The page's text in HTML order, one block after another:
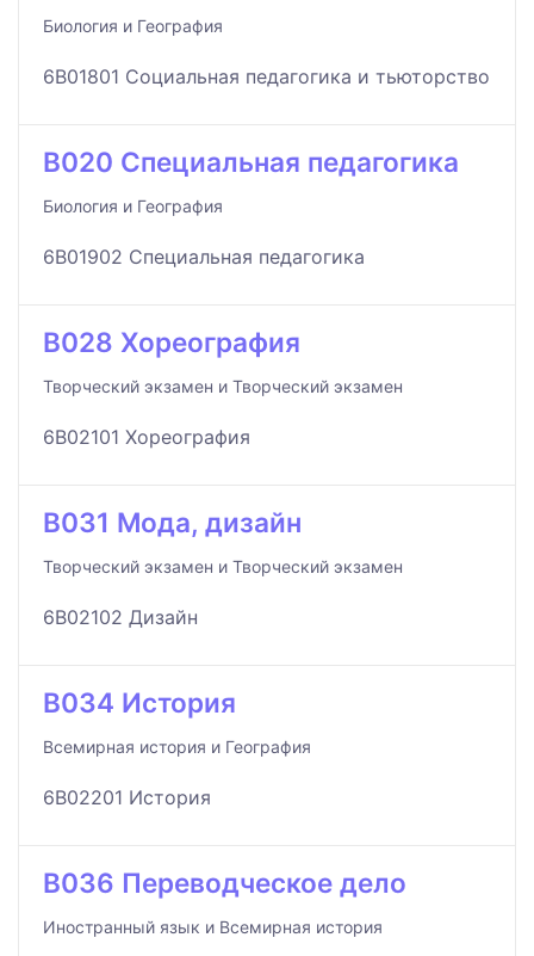
Биология и География
6B01801 Социальная педагогика и тьюторство
B020 Специальная педагогика
Биология и География
6B01902 Специальная педагогика
B028 Хореография
Творческий экзамен и Творческий экзамен
6B02101 Хореография
B031 Мода, дизайн
Творческий экзамен и Творческий экзамен
6B02102 Дизайн
B034 История
Всемирная история и География
6B02201 История
B036 Переводческое дело
Иностранный язык и Всемирная история